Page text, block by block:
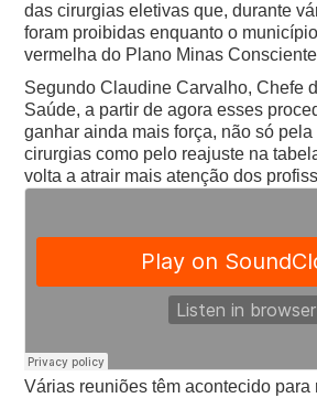
das cirurgias eletivas que, durante
foram proibidas enquanto o
vermelha do Plano Minas
Segundo Claudine Carvalho, Chefe
Saúde, a partir de agora esses
ganhar ainda mais força, não só
cirurgias como pelo reajuste na
volta a atrair mais atenção dos
Várias reuniões têm acontecido para